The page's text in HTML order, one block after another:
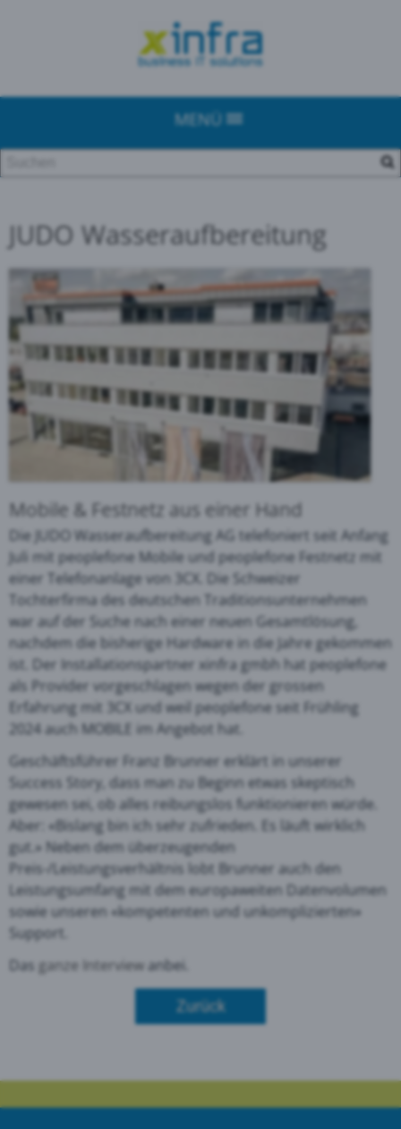
MENÜ
JUDO Wasseraufbereitung
Mobile & Festnetz aus einer Hand
Die JUDO Wasseraufbereitung AG telefoniert seit Anfang
Juli mit peoplefone Mobile und peoplefone Festnetz mit
einer Telefonanlage von 3CX. Die Schweizer
Tochterfirma des deutschen Traditionsunternehmen
war auf der Suche nach einer neuen Gesamtlösung,
nachdem die bisherige Hardware in die Jahre gekommen
ist. Der Installationspartner xinfra gmbh hat peoplefone
als Provider vorgeschlagen wegen der grossen
Erfahrung mit 3CX und weil peoplefone seit Frühling
2024 auch MOBILE im Angebot hat.
Geschäftsführer Franz Brunner erklärt in unserer
Success Story, dass man zu Beginn etwas skeptisch
gewesen sei, ob alles reibungslos funktionieren würde.
Aber: «Bislang bin ich sehr zufrieden. Es läuft wirklich
gut.» Neben dem überzeugenden
Preis-/Leistungsverhältnis lobt Brunner auch den
Leistungsumfang mit dem europaweiten Datenvolumen
sowie unseren «kompetenten und unkomplizierten»
Support.
Das ganze Interview anbei.
Zurück